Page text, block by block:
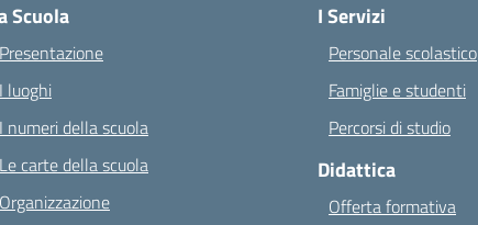
Scuola
Presentazione
I luoghi
I numeri della scuola
Le carte della scuola
Organizzazione
I Servizi
Personale scolastico
Famiglie e studenti
Percorsi di studio
Didattica
Offerta formativa